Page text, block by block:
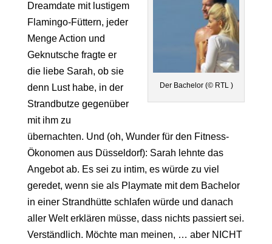
Der Bachelor (© RTL )
Dreamdate mit lustigem
Flamingo-Füttern, jeder
Menge Action und
Geknutsche fragte er
die liebe Sarah, ob sie
denn Lust habe, in der
Strandbutze gegenüber
mit ihm zu
übernachten. Und (oh, Wunder für den Fitness-
Ökonomen aus Düsseldorf): Sarah lehnte das
Angebot ab. Es sei zu intim, es würde zu viel
geredet, wenn sie als Playmate mit dem Bachelor
in einer Strandhütte schlafen würde und danach
aller Welt erklären müsse, dass nichts passiert sei.
Verständlich. Möchte man meinen, … aber NICHT